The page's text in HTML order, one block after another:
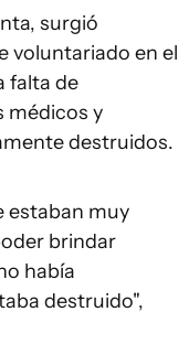
surgió
voluntariado en el
falta de
médicos y
destruidos.
estaban muy
brindar
había
destruido",